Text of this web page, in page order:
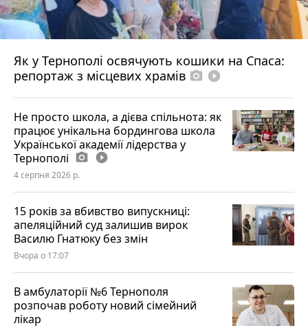
Як у Тернополі освячують кошики на Спаса:
репортаж з місцевих храмів photo_camera play_circle_filled
Не просто школа, а дієва спільнота: як
працює унікальна бордингова школа
Української академії лідерства у
Тернополі photo_camera play_circle_filled
4 серпня 2026 р.
15 років за вбивство випускниці:
апеляційний суд залишив вирок
Василю Гнатюку без змін
Вчора о 17:07
В амбулаторії №6 Тернополя
розпочав роботу новий сімейний
лікар